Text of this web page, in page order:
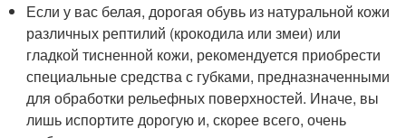
Если у вас белая, дорогая обувь из натуральной кожи
различных рептилий (крокодила или змеи) или
гладкой тисненной кожи, рекомендуется приобрести
специальные средства с губками, предназначенными
для обработки рельефных поверхностей. Иначе, вы
лишь испортите дорогую и, скорее всего, очень